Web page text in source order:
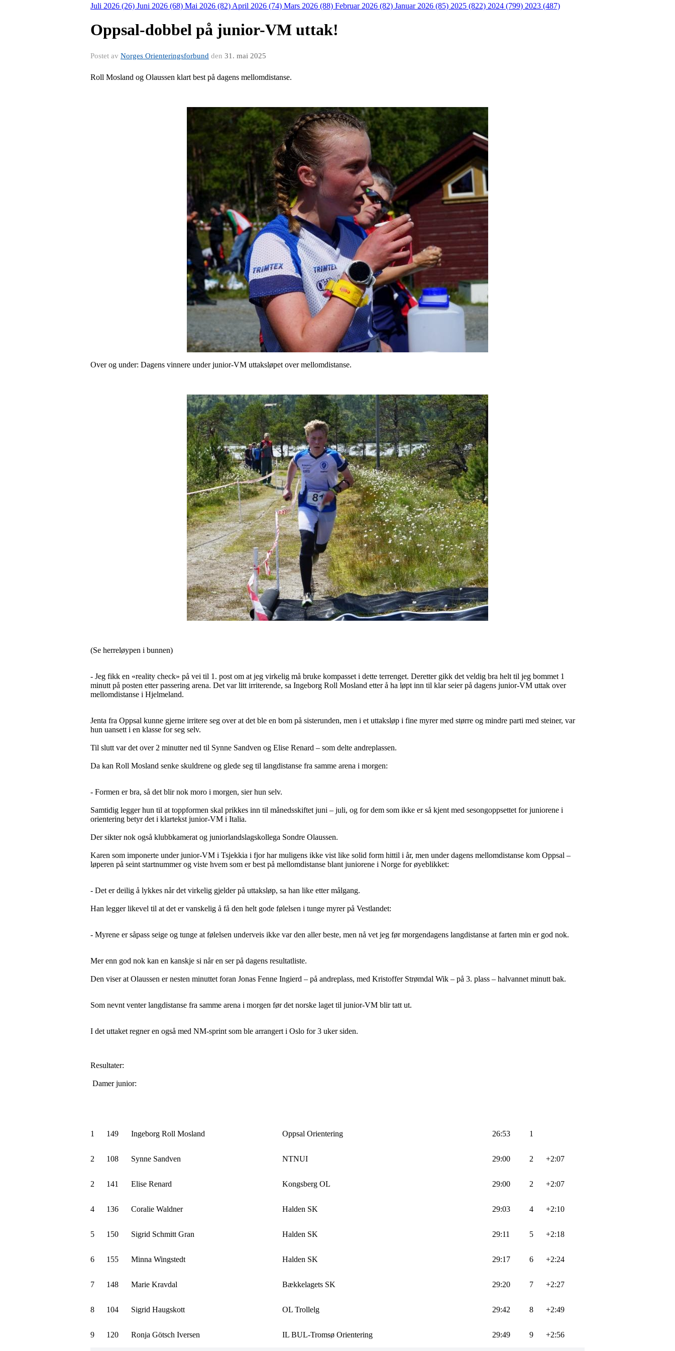
Juli 2026 (26) Juni 2026 (68) Mai 2026 (82) April 2026 (74) Mars 2026 (88) Februar 2026 (82) Januar 2026 (85) 2025 (822) 2024 (799) 2023 (487)
Oppsal-dobbel på junior-VM uttak!
Postet av Norges Orienteringsforbund den 31. mai 2025
Roll Mosland og Olaussen klart best på dagens mellomdistanse.
Over og under: Dagens vinnere under junior-VM uttaksløpet over mellomdistanse.
(Se herreløypen i bunnen)
- Jeg fikk en «reality check» på vei til 1. post om at jeg virkelig må bruke kompasset i dette terrenget. Deretter gikk det veldig bra helt til jeg bommet 1
minutt på posten etter passering arena. Det var litt irriterende, sa Ingeborg Roll Mosland etter å ha løpt inn til klar seier på dagens junior-VM uttak over
mellomdistanse i Hjelmeland.
Jenta fra Oppsal kunne gjerne irritere seg over at det ble en bom på sisterunden, men i et uttaksløp i fine myrer med større og mindre parti med steiner, var
hun uansett i en klasse for seg selv.
Til slutt var det over 2 minutter ned til Synne Sandven og Elise Renard – som delte andreplassen.
Da kan Roll Mosland senke skuldrene og glede seg til langdistanse fra samme arena i morgen:
- Formen er bra, så det blir nok moro i morgen, sier hun selv.
Samtidig legger hun til at toppformen skal prikkes inn til månedsskiftet juni – juli, og for dem som ikke er så kjent med sesongoppsettet for juniorene i
orientering betyr det i klartekst junior-VM i Italia.
Der sikter nok også klubbkamerat og juniorlandslagskollega Sondre Olaussen.
Karen som imponerte under junior-VM i Tsjekkia i fjor har muligens ikke vist like solid form hittil i år, men under dagens mellomdistanse kom Oppsal –
løperen på seint startnummer og viste hvem som er best på mellomdistanse blant juniorene i Norge for øyeblikket:
- Det er deilig å lykkes når det virkelig gjelder på uttaksløp, sa han like etter målgang.
Han legger likevel til at det er vanskelig å få den helt gode følelsen i tunge myrer på Vestlandet:
- Myrene er såpass seige og tunge at følelsen underveis ikke var den aller beste, men nå vet jeg før morgendagens langdistanse at farten min er god nok.
Mer enn god nok kan en kanskje si når en ser på dagens resultatliste.
Den viser at Olaussen er nesten minuttet foran Jonas Fenne Ingierd – på andreplass, med Kristoffer Strømdal Wik – på 3. plass – halvannet minutt bak.
Som nevnt venter langdistanse fra samme arena i morgen før det norske laget til junior-VM blir tatt ut.
I det uttaket regner en også med NM-sprint som ble arrangert i Oslo for 3 uker siden.
Resultater:
Damer junior:
1 149 Ingeborg Roll Mosland Oppsal Orientering 26:53 1
2 108 Synne Sandven NTNUI 29:00 2 +2:07
2 141 Elise Renard Kongsberg OL 29:00 2 +2:07
4 136 Coralie Waldner Halden SK 29:03 4 +2:10
5 150 Sigrid Schmitt Gran Halden SK 29:11 5 +2:18
6 155 Minna Wingstedt Halden SK 29:17 6 +2:24
7 148 Marie Kravdal Bækkelagets SK 29:20 7 +2:27
8 104 Sigrid Haugskott OL Trollelg 29:42 8 +2:49
9 120 Ronja Götsch Iversen IL BUL-Tromsø Orientering 29:49 9 +2:56